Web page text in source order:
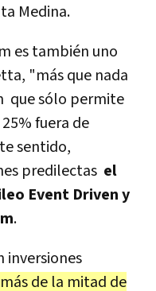
Medina.
es también uno
"más que nada
que sólo permite
fuera de
sentido,
predilectas el
Event Driven y
.
inversiones
de la mitad de